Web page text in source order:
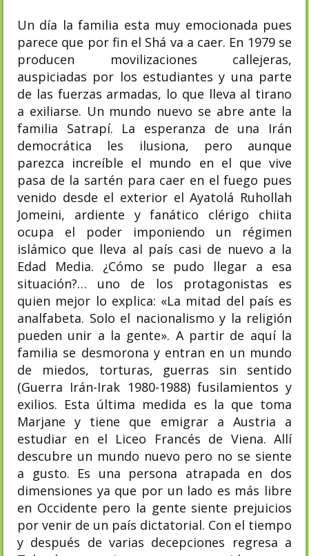
Un día la familia esta muy emocionada pues
parece que por fin el Shá va a caer. En 1979 se
producen movilizaciones callejeras,
auspiciadas por los estudiantes y una parte
de las fuerzas armadas, lo que lleva al tirano
a exiliarse. Un mundo nuevo se abre ante la
familia Satrapí. La esperanza de una Irán
democrática les ilusiona, pero aunque
parezca increíble el mundo en el que vive
pasa de la sartén para caer en el fuego pues
venido desde el exterior el Ayatolá Ruhollah
Jomeini, ardiente y fanático clérigo chiita
ocupa el poder imponiendo un régimen
islámico que lleva al país casi de nuevo a la
Edad Media. ¿Cómo se pudo llegar a esa
situación?… uno de los protagonistas es
quien mejor lo explica: «La mitad del país es
analfabeta. Solo el nacionalismo y la religión
pueden unir a la gente». A partir de aquí la
familia se desmorona y entran en un mundo
de miedos, torturas, guerras sin sentido
(Guerra Irán-Irak 1980-1988) fusilamientos y
exilios. Esta última medida es la que toma
Marjane y tiene que emigrar a Austria a
estudiar en el Liceo Francés de Viena. Allí
descubre un mundo nuevo pero no se siente
a gusto. Es una persona atrapada en dos
dimensiones ya que por un lado es más libre
en Occidente pero la gente siente prejuicios
por venir de un país dictatorial. Con el tiempo
y después de varias decepciones regresa a